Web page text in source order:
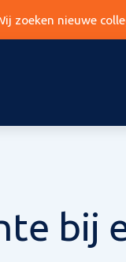
zoeken nieuwe
bij